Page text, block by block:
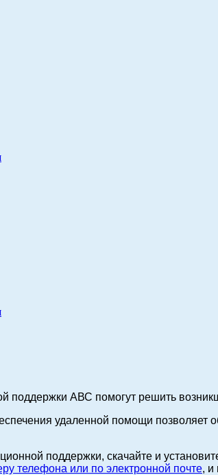
поддержки АВС помогут решить
удаленной помощи
поддержки, скачайте и
телефона или по электронной почте, и